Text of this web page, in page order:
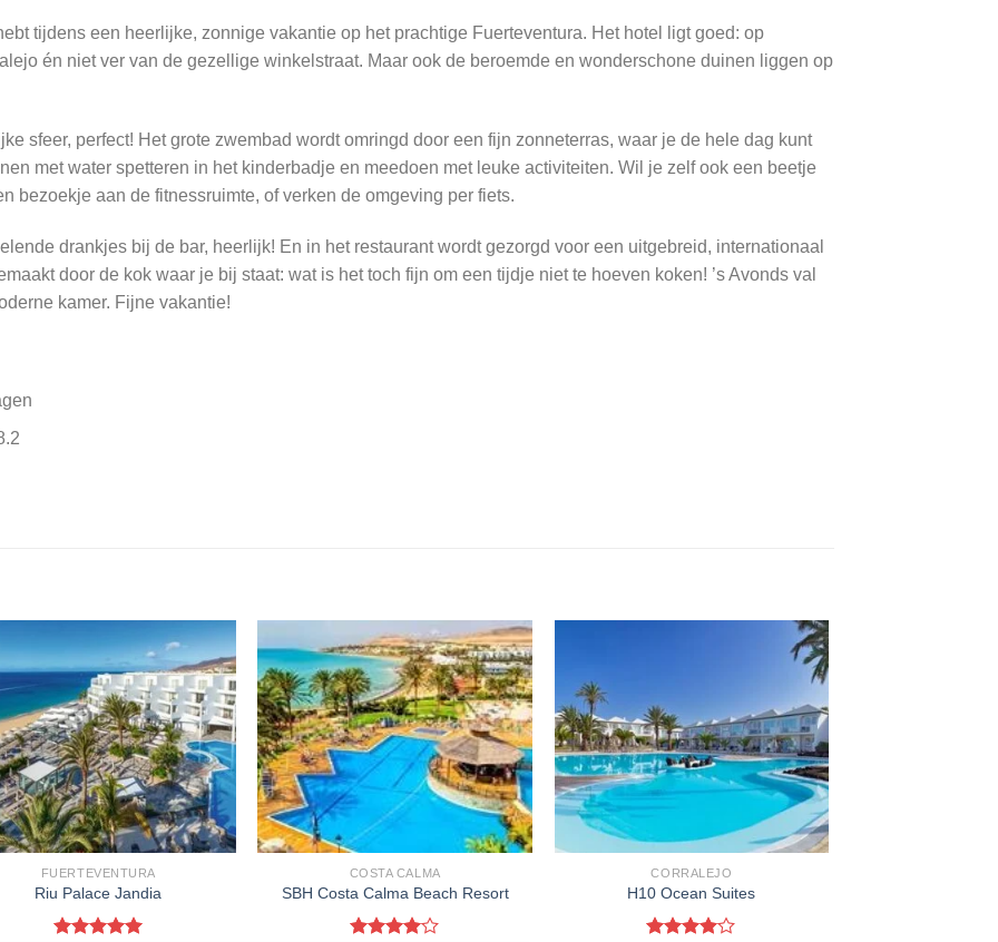
tijdens een heerlijke, zonnige vakantie op het prachtige Fuerteventura. Het hotel ligt goed: op
én niet ver van de gezellige winkelstraat. Maar ook de beroemde en wonderschone duinen liggen op
sfeer, perfect! Het grote zwembad wordt omringd door een fijn zonneterras, waar je de hele dag kunt
met water spetteren in het kinderbadje en meedoen met leuke activiteiten. Wil je zelf ook een beetje
bezoekje aan de fitnessruimte, of verken de omgeving per fiets.
drankjes bij de bar, heerlijk! En in het restaurant wordt gezorgd voor een uitgebreid, internationaal
door de kok waar je bij staat: wat is het toch fijn om een tijdje niet te hoeven koken! ’s Avonds val
kamer. Fijne vakantie!
FUERTEVENTURA
Riu Palace Jandia
COSTA CALMA
SBH Costa Calma Beach Resort
CORRALEJO
H10 Ocean Suites